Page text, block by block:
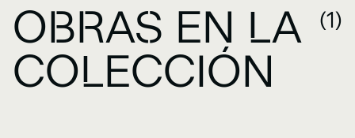
OBRAS EN LA
COLECCIÓN
(1)